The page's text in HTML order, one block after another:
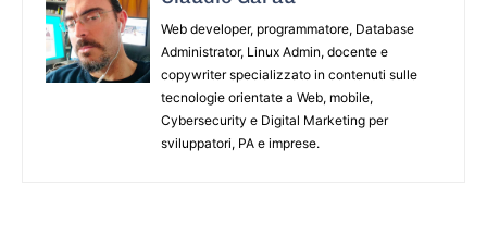
Web developer, programmatore, Database
Administrator, Linux Admin, docente e
copywriter specializzato in contenuti sulle
tecnologie orientate a Web, mobile,
Cybersecurity e Digital Marketing per
sviluppatori, PA e imprese.